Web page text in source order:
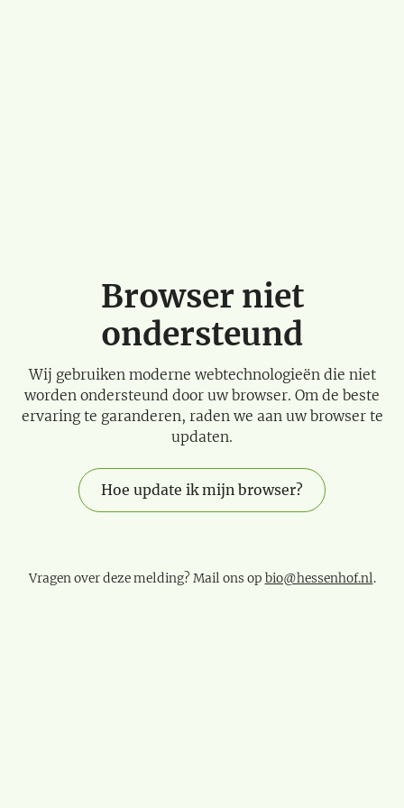
Browser niet
ondersteund
Wij gebruiken moderne webtechnologieën die niet
worden ondersteund door uw browser. Om de beste
ervaring te garanderen, raden we aan uw browser te
updaten.
Hoe update ik mijn browser?
Vragen over deze melding? Mail ons op bio@hessenhof.nl.